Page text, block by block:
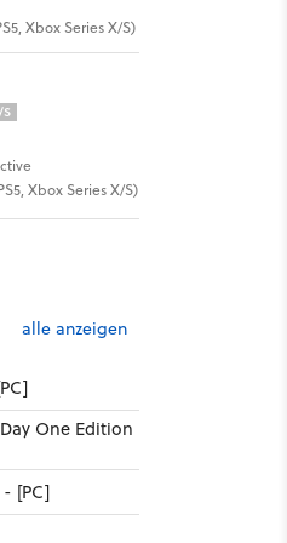
Xbox Series X/S)
S
Xbox Series X/S)
alle anzeigen
One Edition
[PC]